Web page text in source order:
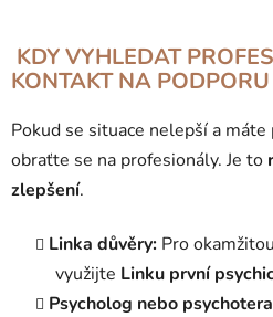
KDY VYHLEDAT
KONTAKT NA PODPORU
Pokud se situace nelepší a máte
obraťte se na profesionály. Je to
zlepšení.
Linka důvěry: Pro
využijte Linku první
Psycholog nebo